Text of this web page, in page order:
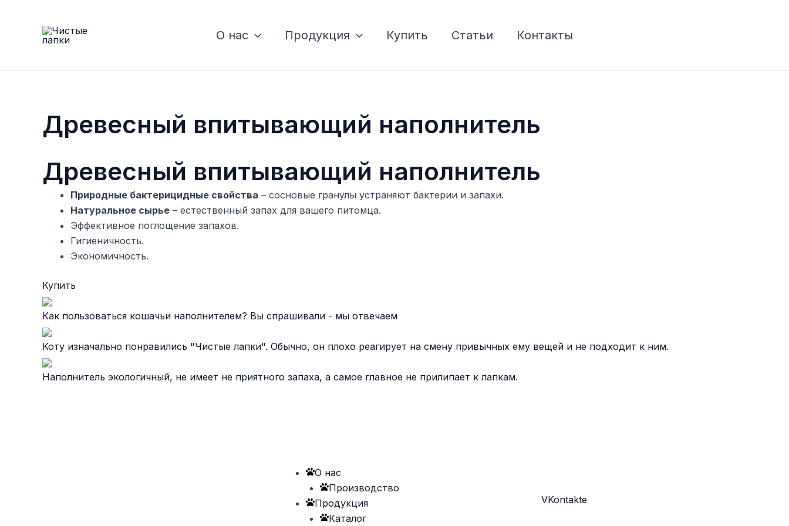
О нас Продукция Купить Статьи Контакты
Древесный впитывающий наполнитель
Древесный впитывающий наполнитель
Природные бактерицидные свойства – сосновые гранулы устраняют бактерии и запахи.
Натуральное сырье – естественный запах для вашего питомца.
Эффективное поглощение запахов.
Гигиеничность.
Экономичность.
Купить
Как пользоваться кошачьи наполнителем? Вы спрашивали - мы отвечаем
Коту изначально понравились "Чистые лапки". Обычно, он плохо реагирует на смену привычных ему вещей и не подходит к ним.
Наполнитель экологичный, не имеет не приятного запаха, а самое главное не прилипает к лапкам.
О нас
Производство
Продукция
Каталог
VKontakte